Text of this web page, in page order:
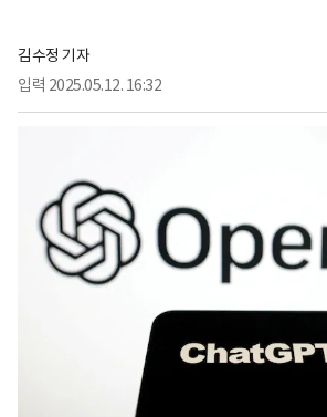
김수정 기자
입력 2025.05.12. 16:32